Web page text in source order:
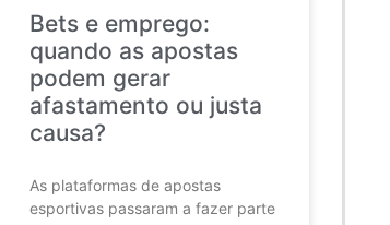
Bets e emprego:
quando as apostas
podem gerar
afastamento ou justa
causa?
As plataformas de apostas
esportivas passaram a fazer parte